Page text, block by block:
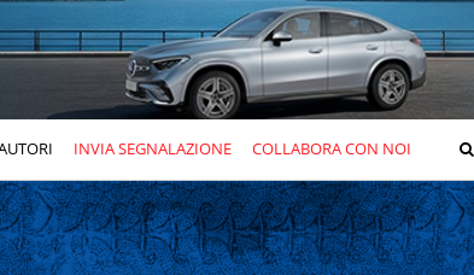
INVIA SEGNALAZIONE COLLABORA CON NOI